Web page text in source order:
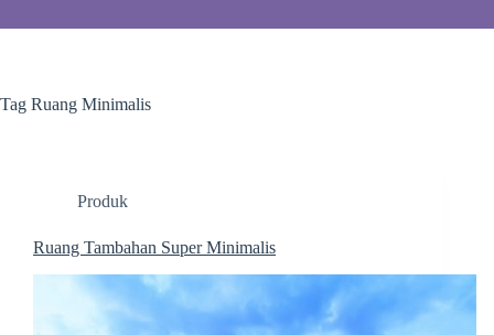
Tag Ruang Minimalis
Produk
Ruang Tambahan Super Minimalis